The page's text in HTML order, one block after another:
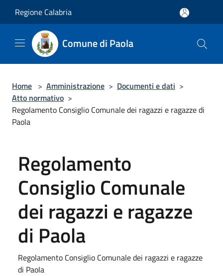
Regione Calabria
Comune di Paola
Home > Amministrazione > Documenti e dati >
Atto normativo >
Regolamento Consiglio Comunale dei ragazzi e ragazze di
Paola
Regolamento
Consiglio Comunale
dei ragazzi e ragazze
di Paola
Regolamento Consiglio Comunale dei ragazzi e ragazze
di Paola